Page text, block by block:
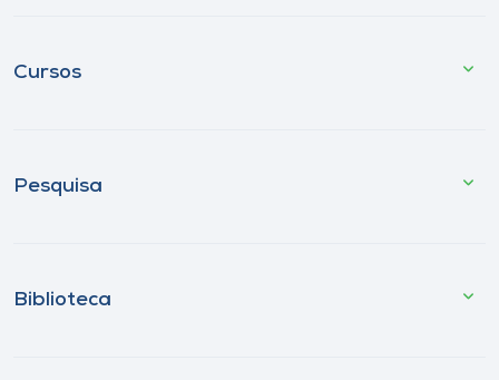
Cursos
Pesquisa
Biblioteca